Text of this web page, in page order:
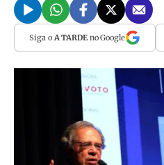
Siga o A TARDEno Google